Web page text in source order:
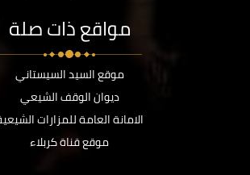
مواقع ذات صلة
موقع السيد السيستاني
ديوان الوقف الشيعي
الامانة العامة للمزارات
موقع قناة كربلاء